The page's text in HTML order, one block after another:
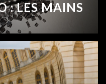
: LES MAINS